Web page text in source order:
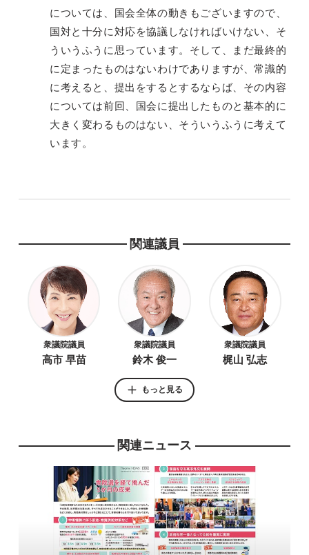
については、国会全体の動きもございますので、
国対と十分に対応を協議しなければいけない、そ
ういうふうに思っています。そして、まだ最終的
に定まったものはないわけでありますが、常識的
に考えると、提出をするとするならば、その内容
については前回、国会に提出したものと基本的に
大きく変わるものはない、そういうふうに考えて
います。
関連議員
衆議院議員
高市 早苗
衆議院議員
鈴木 俊一
衆議院議員
梶山 弘志
いそざき 仁彦 松山 政司 石井 準一
もっと見る
関連ニュース